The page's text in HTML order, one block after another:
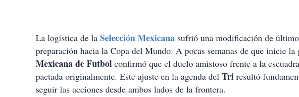
La logística de la Selección Mexicana sufrió una modificación de
preparación hacia la Copa del Mundo. A pocas semanas de que inicie la
Mexicana de Futbol confirmó que el duelo amistoso frente a la
pactada originalmente. Este ajuste en la agenda del Tri resultó
seguir las acciones desde ambos lados de la frontera.